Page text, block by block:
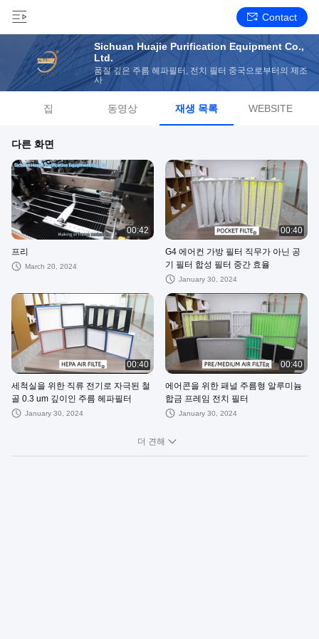
Contact
Sichuan Huajie Purification Equipment Co.,
Ltd.
품질 깊은 주름 헤파필터, 전치 필터 중국으로부터의 제조
사
집 동영상 재생 목록 WEBSITE
다른 화면
00:42
프리
March 20, 2024
00:40
G4 에어컨 가방 필터 직무가 아닌 공
기 필터 합성 필터 중간 효율
January 30, 2024
00:40
세척실을 위한 직류 전기로 자극된 철
골 0.3 um 깊이인 주름 헤파필터
January 30, 2024
00:40
에어콘을 위한 패널 주름형 알루미늄
합금 프레임 전치 필터
January 30, 2024
더 견해